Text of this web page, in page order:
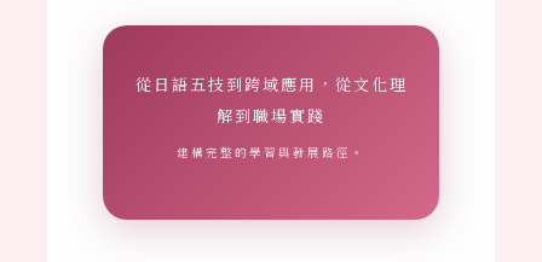
從日語五技到跨域應用，從文化理
解到職場實踐
建構完整的學習與發展路徑。